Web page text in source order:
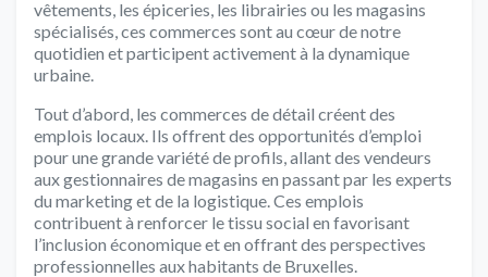
vêtements, les épiceries, les librairies ou les magasins
spécialisés, ces commerces sont au cœur de notre
quotidien et participent activement à la dynamique
urbaine.
Tout d’abord, les commerces de détail créent des
emplois locaux. Ils offrent des opportunités d’emploi
pour une grande variété de profils, allant des vendeurs
aux gestionnaires de magasins en passant par les experts
du marketing et de la logistique. Ces emplois
contribuent à renforcer le tissu social en favorisant
l’inclusion économique et en offrant des perspectives
professionnelles aux habitants de Bruxelles.